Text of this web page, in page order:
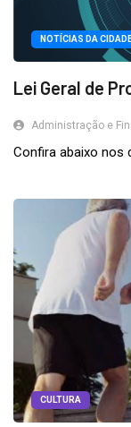
NOTÍCIAS DA
Lei Geral de
Administração e
Confira abaixo nos
CULTURA